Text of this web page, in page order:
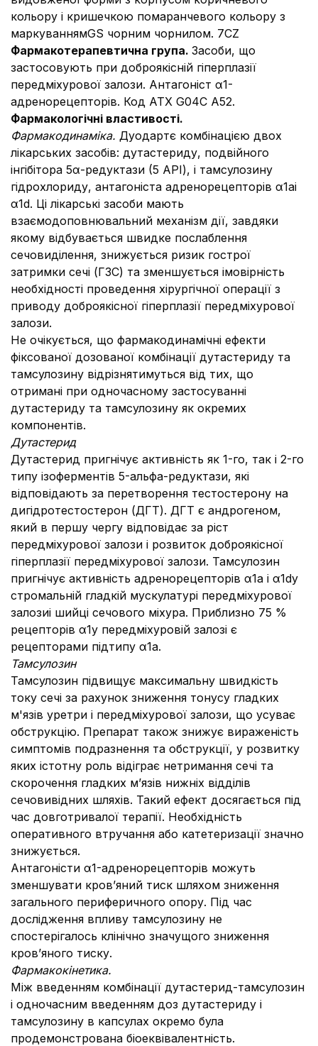
кольору і кришечкою помаранчевого кольору з
маркуваннямGS чорним чорнилом. 7CZ
Фармакотерапевтична група. Засоби, що
застосовують при доброякісній гіперплазії
передміхурової залози. Антагоніст α1-
адренорецепторів. Код АТХ G04C А52.
Фармакологічні властивості.
Фармакодинаміка. Дуодартє комбінацією двох
лікарських засобів: дутастериду, подвійного
інгібітора 5α-редуктази (5 АРІ), і тамсулозину
гідрохлориду, антагоніста адренорецепторів α1аі
α1d. Ці лікарські засоби мають
взаємодоповнювальний механізм дії, завдяки
якому відбувається швидке послаблення
сечовиділення, знижується ризик гострої
затримки сечі (ГЗС) та зменшується імовірність
необхідності проведення хірургічної операції з
приводу доброякісної гіперплазії передміхурової
залози.
Не очікується, що фармакодинамічні ефекти
фіксованої дозованої комбінації дутастериду та
тамсулозину відрізнятимуться від тих, що
отримані при одночасному застосуванні
дутастериду та тамсулозину як окремих
компонентів.
Дутастерид
Дутастерид пригнічує активність як 1-го, так і 2-го
типу ізоферментів 5-альфа-редуктази, які
відповідають за перетворення тестостерону на
дигідротестостерон (ДГТ). ДГТ є андрогеном,
який в першу чергу відповідає за ріст
передміхурової залози і розвиток доброякісної
гіперплазії передміхурової залози. Тамсулозин
пригнічує активність адренорецепторів α1а і α1dу
стромальній гладкій мускулатурі передміхурової
залозиі шийці сечового міхура. Приблизно 75 %
рецепторів α1у передміхуровій залозі є
рецепторами підтипу α1а.
Тамсулозин
Тамсулозин підвищує максимальну швидкість
току сечі за рахунок зниження тонусу гладких
м'язів уретри і передміхурової залози, що усуває
обструкцію. Препарат також знижує вираженість
симптомів подразнення та обструкції, у розвитку
яких істотну роль відіграє нетримання сечі та
скорочення гладких м’язів нижніх відділів
сечовивідних шляхів. Такий ефект досягається під
час довготривалої терапії. Необхідність
оперативного втручання або катетеризації значно
знижується.
Антагоністи α1-адренорецепторів можуть
зменшувати кров’яний тиск шляхом зниження
загального периферичного опору. Під час
дослідження впливу тамсулозину не
спостерігалось клінічно значущого зниження
кров’яного тиску.
Фармакокінетика.
Між введенням комбінації дутастерид-тамсулозин
і одночасним введенням доз дутастериду і
тамсулозину в капсулах окремо була
продемонстрована біоеквівалентність.